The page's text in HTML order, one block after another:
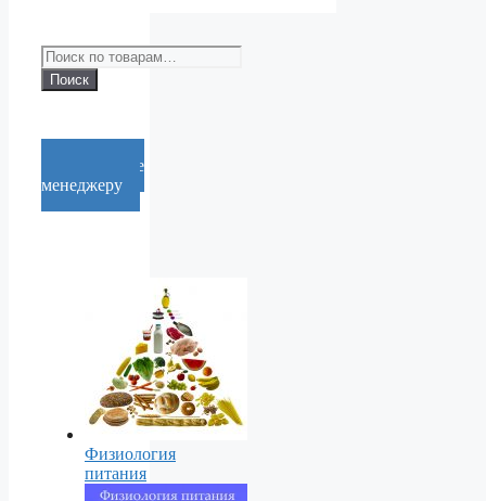
Искать:
Поиск
Cообщение
менеджеру
Физиология
питания